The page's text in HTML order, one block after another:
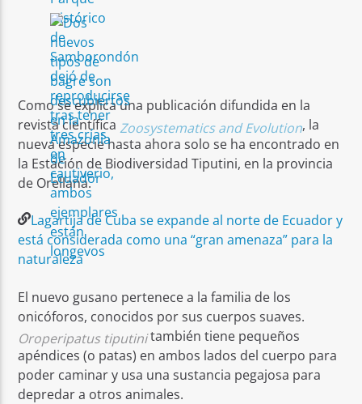
Como se explica una publicación difundida en la
revista científica Zoosystematics and Evolution, la
nueva especie hasta ahora solo se ha encontrado en
la Estación de Biodiversidad Tiputini, en la provincia
de Orellana.
Lagartija de Cuba se expande al norte de Ecuador y
está considerada como una “gran amenaza” para la
naturaleza
El nuevo gusano pertenece a la familia de los
onicóforos, conocidos por sus cuerpos suaves.
Oroperipatus tiputinitambién tiene pequeños
apéndices (o patas) en ambos lados del cuerpo para
poder caminar y usa una sustancia pegajosa para
depredar a otros animales.